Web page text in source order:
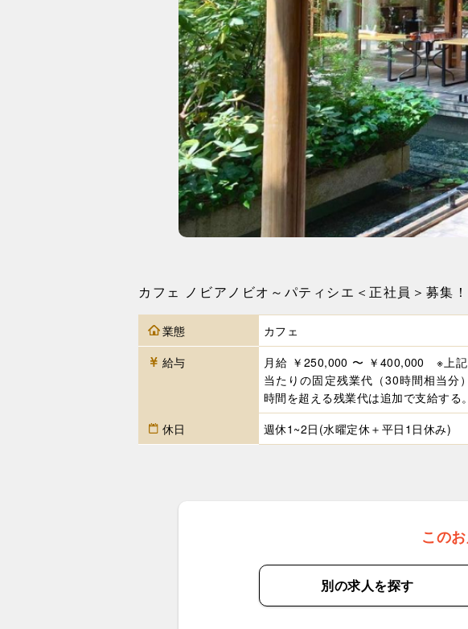
カフェ ノビアノビオ～パティシエ＜正社員＞募集！
業態 カフェ
給与
月給 ￥250,000 〜 ￥400,000 ※上記
当たりの固定残業代（30時間相当分
時間を超える残業代は追加で支給する。
休日
週休1~2日(水曜定休＋平日1日休み)
この
別の求人を探す